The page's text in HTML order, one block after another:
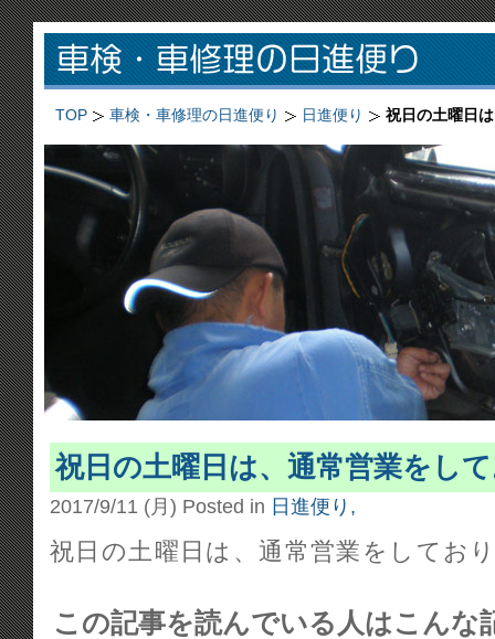
TOP 車検・車修理の日進便り 日進便り 祝日の土曜日
祝日の土曜日は、通常営業をし
2017/9/11 (月) Posted in 日進便り,
祝日の土曜日は、通常営業をしてお
この記事を読んでいる人はこんな